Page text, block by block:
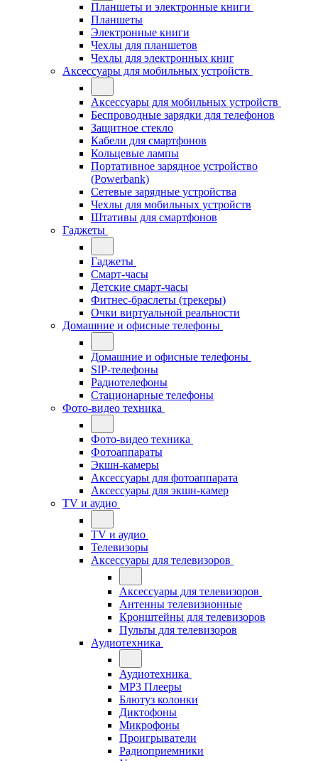
Планшеты и электронные книги
Планшеты
Электронные книги
Чехлы для планшетов
Чехлы для электронных книг
Аксессуары для мобильных устройств
Аксессуары для мобильных устройств
Беспроводные зарядки для телефонов
Защитное стекло
Кабели для смартфонов
Кольцевые лампы
Портативное зарядное устройство
(Powerbank)
Сетевые зарядные устройства
Чехлы для мобильных устройств
Штативы для смартфонов
Гаджеты
Гаджеты
Смарт-часы
Детские смарт-часы
Фитнес-браслеты (трекеры)
Очки виртуальной реальности
Домашние и офисные телефоны
Домашние и офисные телефоны
SIP-телефоны
Радиотелефоны
Стационарные телефоны
Фото-видео техника
Фото-видео техника
Фотоаппараты
Экшн-камеры
Аксессуары для фотоаппарата
Аксессуары для экшн-камер
TV и аудио
TV и аудио
Телевизоры
Аксессуары для телевизоров
Аксессуары для телевизоров
Антенны телевизионные
Кронштейны для телевизоров
Пульты для телевизоров
Аудиотехника
Аудиотехника
MP3 Плееры
Блютуз колонки
Диктофоны
Микрофоны
Проигрыватели
Радиоприемники